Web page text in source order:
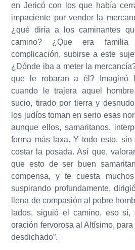
en Jericó con los que había
impaciente por vender la
¿qué diría a los caminantes
camino? ¿Que era
complicación, subirse a este
¿Dónde iba a meter la
que le robaran a él? Imaginó
cuando le trajera aquel
sucio, tirado por tierra y
los judíos toman en serio esas
aunque ellos, samaritanos,
forma más laxa. Y todo esto,
costar la posada. Así que,
que esto de ser buen
compensa, y te cuesta
suspirando profundamente,
llena de compasión al pobre
lados, siguió el camino, eso
oración fervorosa al Altísimo,
desdichado”.